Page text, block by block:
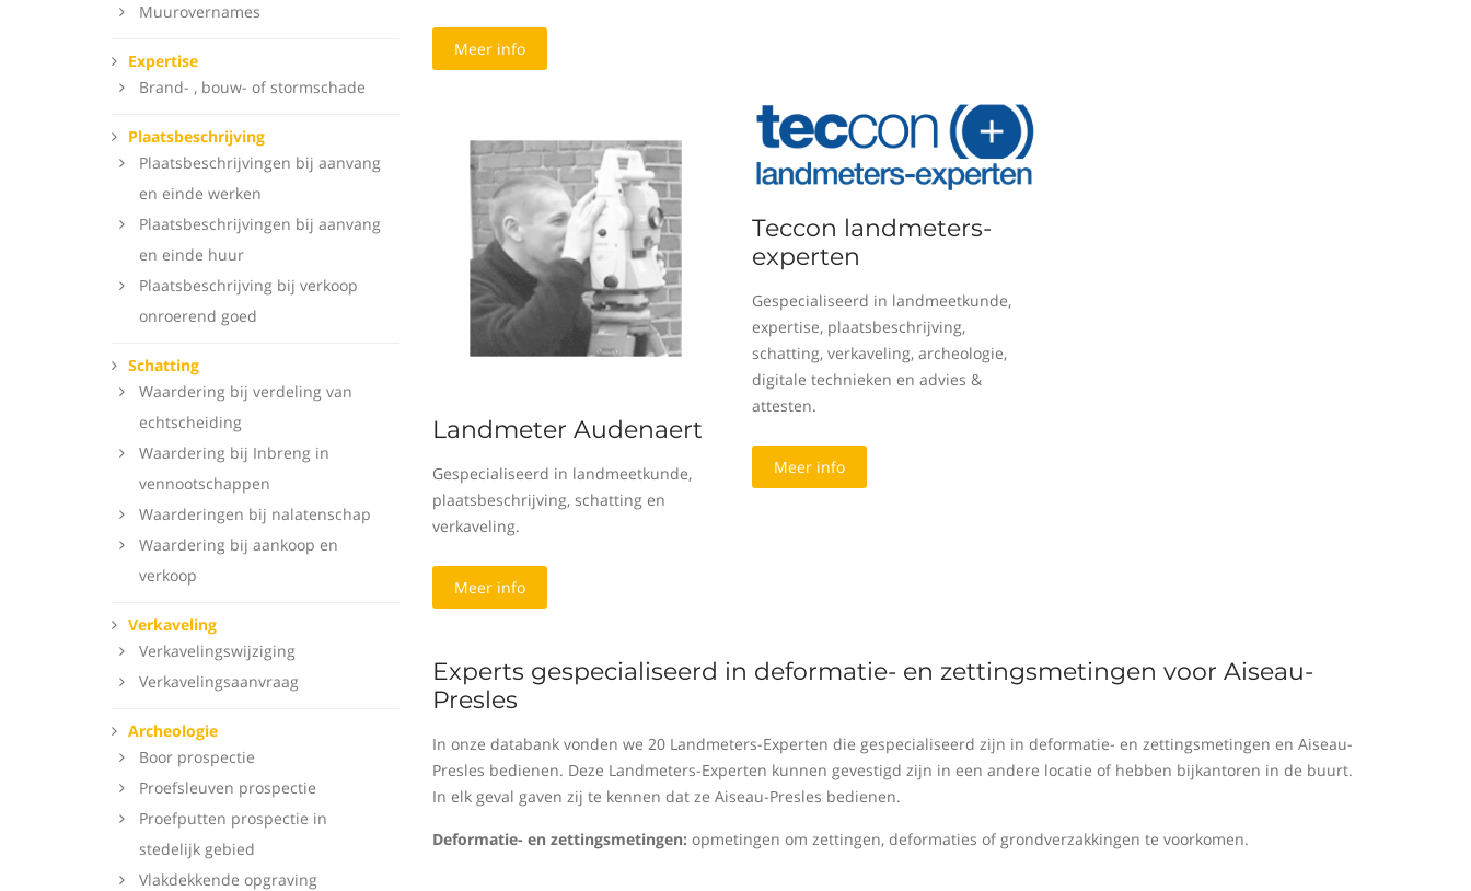
Muurovernames
Expertise
Brand- , bouw- of stormschade
Plaatsbeschrijving
Plaatsbeschrijvingen bij aanvang
en einde werken
Plaatsbeschrijvingen bij aanvang
en einde huur
Plaatsbeschrijving bij verkoop
onroerend goed
Schatting
Waardering bij verdeling van
echtscheiding
Waardering bij Inbreng in
vennootschappen
Waarderingen bij nalatenschap
Waardering bij aankoop en
verkoop
Verkaveling
Verkavelingswijziging
Verkavelingsaanvraag
Archeologie
Boor prospectie
Proefsleuven prospectie
Proefputten prospectie in
stedelijk gebied
Vlakdekkende opgraving
Meer info
Landmeter Audenaert
Gespecialiseerd in landmeetkunde,
plaatsbeschrijving, schatting en
verkaveling.
Meer info
Teccon landmeters-
experten
Gespecialiseerd in landmeetkunde,
expertise, plaatsbeschrijving,
schatting, verkaveling, archeologie,
digitale technieken en advies &
attesten.
Meer info
Experts gespecialiseerd in deformatie- en zettingsmetingen voor Aiseau-
Presles
In onze databank vonden we 20 Landmeters-Experten die gespecialiseerd zijn in deformatie- en zettingsmetingen en Aiseau-
Presles bedienen. Deze Landmeters-Experten kunnen gevestigd zijn in een andere locatie of hebben bijkantoren in de buurt.
In elk geval gaven zij te kennen dat ze Aiseau-Presles bedienen.
Deformatie- en zettingsmetingen: opmetingen om zettingen, deformaties of grondverzakkingen te voorkomen.